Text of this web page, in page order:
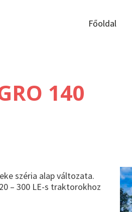
Főoldal
140
széria alap változata.
– 300 LE-s traktorokhoz